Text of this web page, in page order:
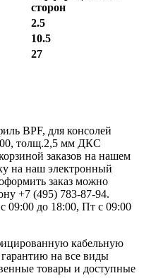
сторон
2.5
10.5
27
BPF, для консолей
толщ.2,5 мм ДКС
заказов на нашем
на наш электронный
заказ можно
+7 (495) 783-87-94.
09:00 до 18:00, Пт с 09:00
кабельную
на все виды
товары и доступные